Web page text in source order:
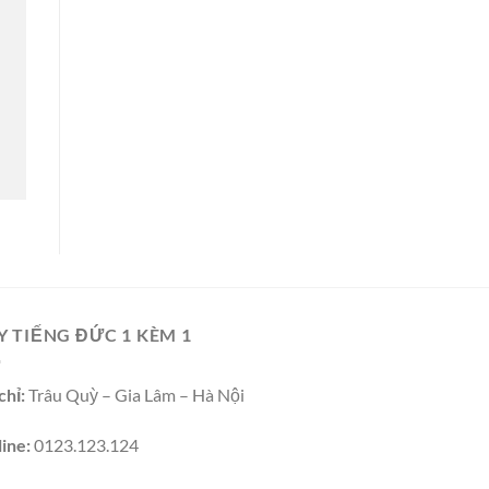
TIẾNG ĐỨC 1 KÈM 1
Trâu Quỳ – Gia Lâm – Hà Nội
0123.123.124